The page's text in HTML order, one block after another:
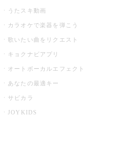
うたスキ動画
カラオケで楽器を弾こう
歌いたい曲をリクエスト
キョクナビアプリ
オートボーカルエフェクト
あなたの最適キー
サビカラ
JOYKIDS